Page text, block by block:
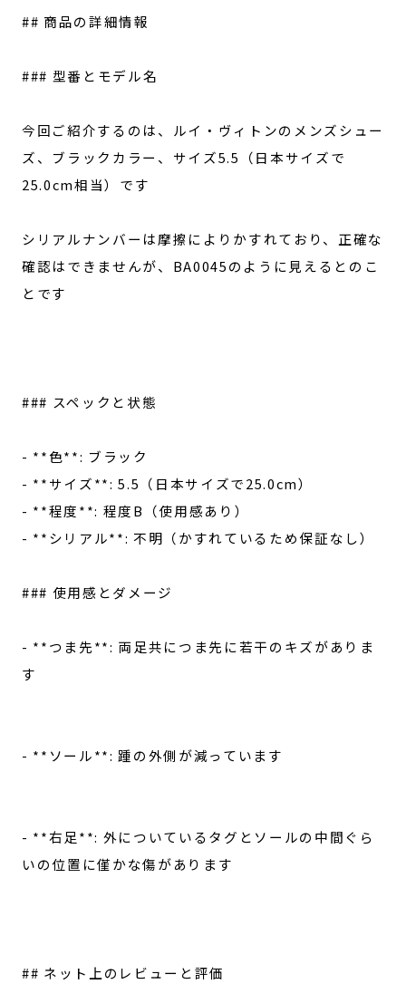
## 商品の詳細情報
### 型番とモデル名
今回ご紹介するのは、ルイ・ヴィトンのメンズシュー
ズ、ブラックカラー、サイズ5.5（日本サイズで
25.0cm相当）です
シリアルナンバーは摩擦によりかすれており、正確な
確認はできませんが、BA0045のように見えるとのこ
とです
### スペックと状態
- **色**: ブラック
- **サイズ**: 5.5（日本サイズで25.0cm）
- **程度**: 程度B（使用感あり）
- **シリアル**: 不明（かすれているため保証なし）
### 使用感とダメージ
- **つま先**: 両足共につま先に若干のキズがありま
す
- **ソール**: 踵の外側が減っています
- **右足**: 外についているタグとソールの中間ぐら
いの位置に僅かな傷があります
## ネット上のレビューと評価